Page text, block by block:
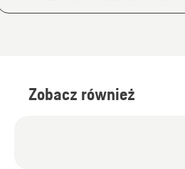
Zobacz również